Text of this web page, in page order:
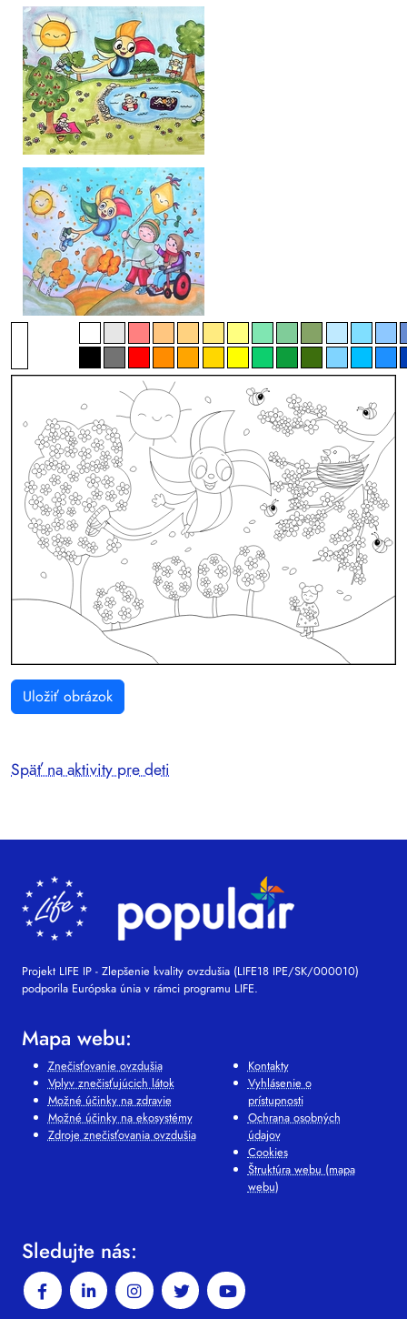
Uložiť obrázok
Späť na aktivity pre deti
Projekt LIFE IP - Zlepšenie kvality ovzdušia (LIFE18 IPE/SK/000010)
podporila Európska únia v rámci programu LIFE.
Mapa webu:
Znečisťovanie ovzdušia
Vplyv znečisťujúcich látok
Možné účinky na zdravie
Možné účinky na ekosystémy
Zdroje znečisťovania ovzdušia
Kontakty
Vyhlásenie o
prístupnosti
Ochrana osobných
údajov
Cookies
Štruktúra webu (mapa
webu)
Sledujte nás: